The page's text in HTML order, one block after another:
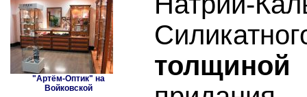
"Артём-Оптик" на
Войковской